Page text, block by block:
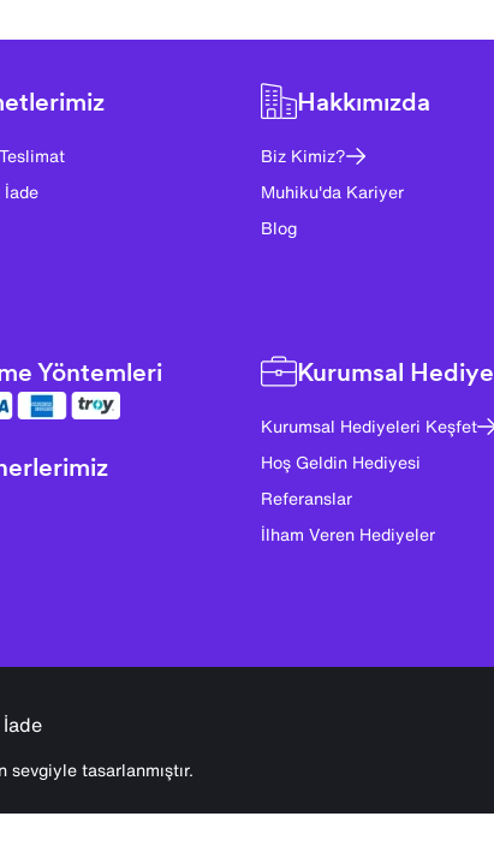
İade
Yöntemleri
Hakkımızda
Biz Kimiz?
Muhiku'da Kariyer
Blog
Kurumsal Hediye
Kurumsal Hediyeleri Keşfet
Hoş Geldin Hediyesi
Referanslar
İlham Veren Hediyeler
tasarlanmıştır.